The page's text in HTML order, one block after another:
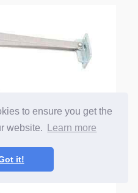
to ensure you get the
website.
Learn more
it!